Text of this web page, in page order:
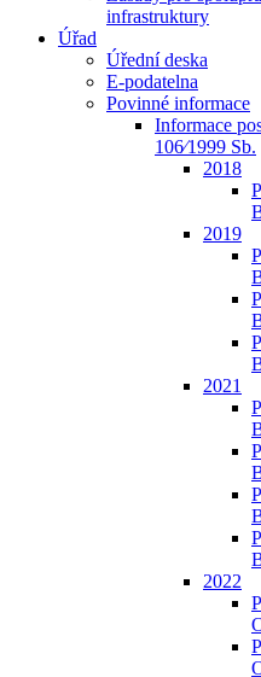
infrastruktury
Úřad
Úřední deska
E-podatelna
Povinné informace
Informace
106⁄1999 Sb.
2018
2019
2021
2022